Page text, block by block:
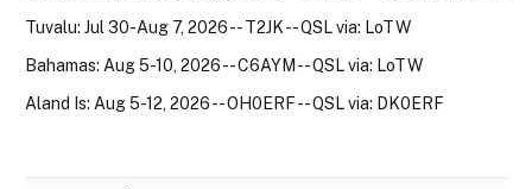
Tuvalu: Jul 30-Aug 7, 2026 -- T2JK -- QSL via: LoTW
Bahamas: Aug 5-10, 2026 -- C6AYM -- QSL via: LoTW
Aland Is: Aug 5-12, 2026 -- OH0ERF -- QSL via: DK0ERF